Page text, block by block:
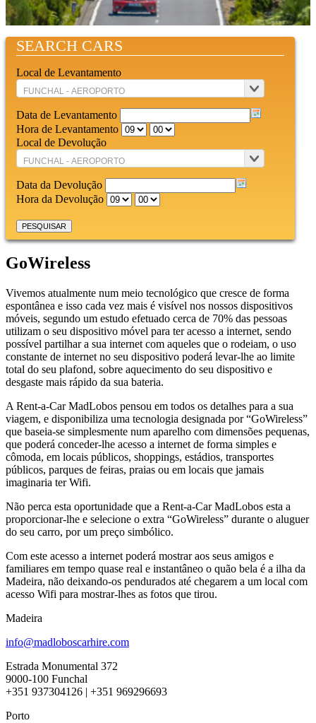
SEARCH CARS
Local de Levantamento
Data de Levantamento
Hora de Levantamento
Local de Devolução
Data da Devolução
Hora da Devolução
GoWireless
Vivemos atualmente num meio tecnológico que cresce de forma
espontânea e isso cada vez mais é visível nos nossos dispositivos
móveis, segundo um estudo efetuado cerca de 70% das pessoas
utilizam o seu dispositivo móvel para ter acesso a internet, sendo
possível partilhar a sua internet com aqueles que o rodeiam, o uso
constante de internet no seu dispositivo poderá levar-lhe ao limite
total do seu plafond, sobre aquecimento do seu dispositivo e
desgaste mais rápido da sua bateria.
A Rent-a-Car MadLobos pensou em todos os detalhes para a sua
viagem, e disponibiliza uma tecnologia designada por “GoWireless”
que baseia-se simplesmente num aparelho com dimensões pequenas,
que poderá conceder-lhe acesso a internet de forma simples e
cômoda, em locais públicos, shoppings, estádios, transportes
públicos, parques de feiras, praias ou em locais que jamais
imaginaria ter Wifi.
Não perca esta oportunidade que a Rent-a-Car MadLobos esta a
proporcionar-lhe e selecione o extra “GoWireless” durante o aluguer
do seu carro, por um preço simbólico.
Com este acesso a internet poderá mostrar aos seus amigos e
familiares em tempo quase real e instantâneo o quão bela é a ilha da
Madeira, não deixando-os pendurados até chegarem a um local com
acesso Wifi para mostrar-lhes as fotos que tirou.
Madeira
info@madloboscarhire.com
Estrada Monumental 372
9000-100 Funchal
+351 937304126 | +351 969296693
Porto